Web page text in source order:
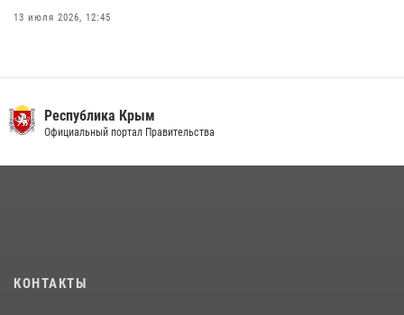
13 июля 2026, 12:45
В Ялте росгвардейцы задержали подозреваемого в краже
Республика Крым
Официальный портал Правительства
КОНТАКТЫ